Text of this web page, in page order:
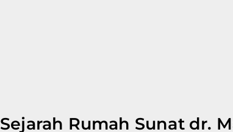
Sejarah Rumah Sunat dr.